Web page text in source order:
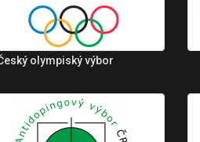
olympiský výbor